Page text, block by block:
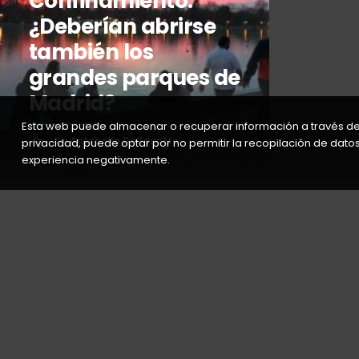
¿Deberían abrirse
también los
grandes parques de
Madrid?
by Antonello Dellanotte
Esta web puede almacenar o recuperar información a través
privacidad, puede optar por no permitir la recopilación de
experiencia negativamente.